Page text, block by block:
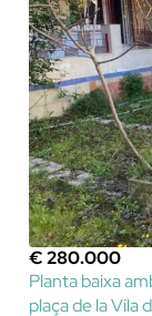
€ 280.000
Planta baixa
plaça de la Vila